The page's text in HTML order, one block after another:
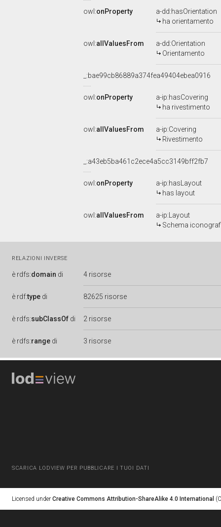
owl:onProperty
a-dd:hasOrientation
ha orientamento
owl:allValuesFrom
a-dd:Orientation
Orientamento
_:bae99cb86889a374fea49404ebea0916
owl:onProperty
a-ip:hasCovering
ha rivestimento
owl:allValuesFrom
a-ip:Covering
Rivestimento
_:a43eb5ba461c2ece4a5cc3149bff2fb7
owl:onProperty
a-ip:hasLayout
has layout
owl:allValuesFrom
a-ip:Layout
Schema
RELAZIONI INVERSE
è rdfs:domain di 4 risorse
è rdf:type di 82625 risorse
è rdfs:subClassOf di 2 risorse
è rdfs:range di 3 risorse
SCARICA LODVIEW PER PUBBLICARE I TUOI DATI
Licensed under Creative Commons Attribution-ShareAlike 4.0 International